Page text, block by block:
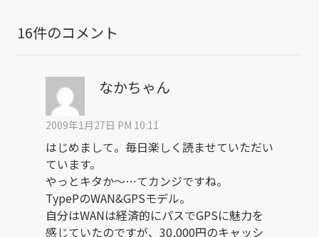
16件のコメント
なかちゃん
2009年1月27日 PM 10:11
はじめまして。毎日楽しく読ませていただい
ています。
やっとキタか～…てカンジですね。
TypePのWAN&GPSモデル。
自分はWANは経済的にパスでGPSに魅力を
感じていたのですが、30,000円のキャッシ